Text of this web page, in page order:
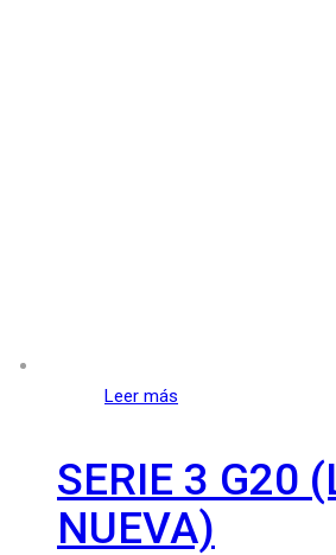
Leer más
SERIE 3 G20
NUEVA)